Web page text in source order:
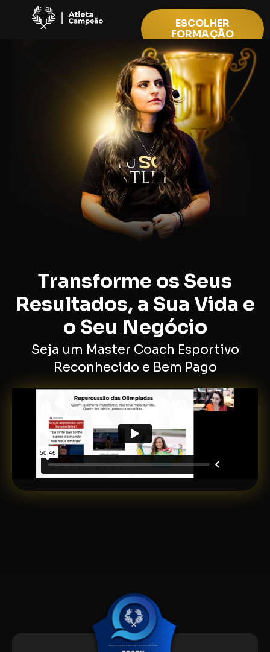
ESCOLHER
FORMAÇÃO
Transforme os Seus
Resultados, a Sua Vida e
o Seu Negócio
Seja um Master Coach Esportivo
Reconhecido e Bem Pago